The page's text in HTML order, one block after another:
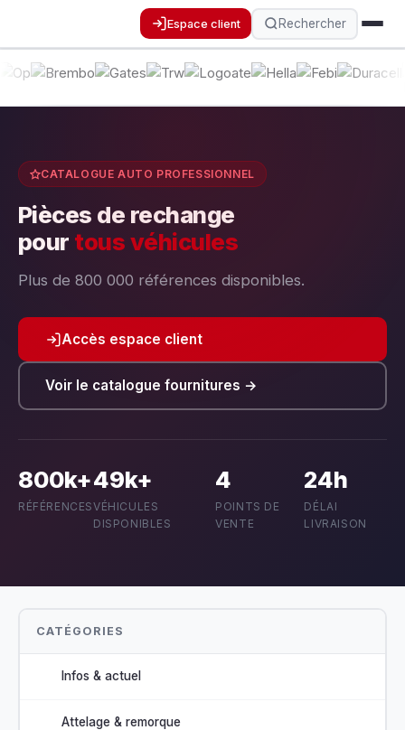
Espace client Rechercher
CATALOGUE AUTO PROFESSIONNEL
Pièces de rechange
pour tous véhicules
Plus de 800 000 références disponibles.
Accès espace client
Voir le catalogue fournitures →
800k+
RÉFÉRENCES
49k+
VÉHICULES
DISPONIBLES
4
POINTS DE
VENTE
24h
DÉLAI
LIVRAISON
CATÉGORIES
Infos & actuel
Attelage & remorque